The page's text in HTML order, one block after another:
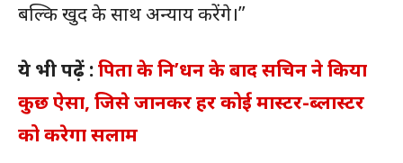
बल्कि खुद के साथ अन्याय करेंगे।”
ये भी पढ़ें :पिता के नि’धन के बाद सचिन ने किया
कुछ ऐसा, जिसे जानकर हर कोई मास्टर-ब्लास्टर
को करेगा सलाम